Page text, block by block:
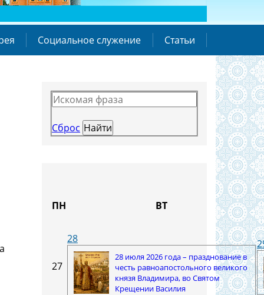
Социальное служение Статьи
Сброс
ПН ВТ
27
28
28 июля 2026 года – празднование в
честь равноапостольного великого
князя Владимира, во Святом
Крещении Василия